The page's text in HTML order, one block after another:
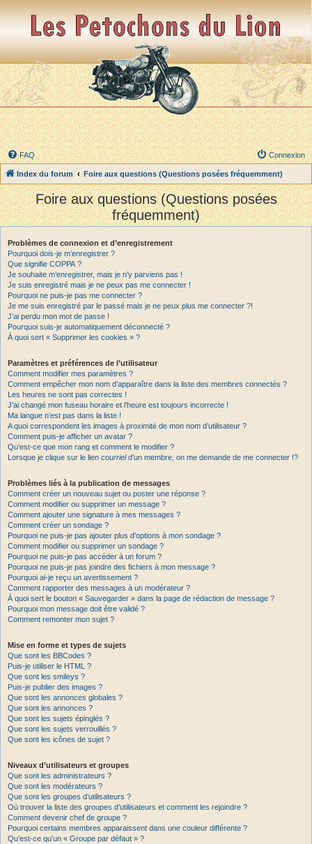
FAQ Connexion
Index du forum Foire aux questions (Questions posées fréquemment)
Foire aux questions (Questions posées
fréquemment)
Problèmes de connexion et d’enregistrement
Pourquoi dois-je m’enregistrer ?
Que signifie COPPA ?
Je souhaite m’enregistrer, mais je n’y parviens pas !
Je suis enregistré mais je ne peux pas me connecter !
Pourquoi ne puis-je pas me connecter ?
Je me suis enregistré par le passé mais je ne peux plus me connecter ?!
J’ai perdu mon mot de passe !
Pourquoi suis-je automatiquement déconnecté ?
À quoi sert « Supprimer les cookies » ?
Paramètres et préférences de l’utilisateur
Comment modifier mes paramètres ?
Comment empêcher mon nom d’apparaître dans la liste des membres connectés ?
Les heures ne sont pas correctes !
J’ai changé mon fuseau horaire et l’heure est toujours incorrecte !
Ma langue n’est pas dans la liste !
A quoi correspondent les images à proximité de mon nom d’utilisateur ?
Comment puis-je afficher un avatar ?
Qu’est-ce que mon rang et comment le modifier ?
Lorsque je clique sur le lien courrield’un membre, on me demande de me connecter !?
Problèmes liés à la publication de messages
Comment créer un nouveau sujet ou poster une réponse ?
Comment modifier ou supprimer un message ?
Comment ajouter une signature à mes messages ?
Comment créer un sondage ?
Pourquoi ne puis-je pas ajouter plus d’options à mon sondage ?
Comment modifier ou supprimer un sondage ?
Pourquoi ne puis-je pas accéder à un forum ?
Pourquoi ne puis-je pas joindre des fichiers à mon message ?
Pourquoi ai-je reçu un avertissement ?
Comment rapporter des messages à un modérateur ?
À quoi sert le bouton « Sauvegarder » dans la page de rédaction de message ?
Pourquoi mon message doit être validé ?
Comment remonter mon sujet ?
Mise en forme et types de sujets
Que sont les BBCodes ?
Puis-je utiliser le HTML ?
Que sont les smileys ?
Puis-je publier des images ?
Que sont les annonces globales ?
Que sont les annonces ?
Que sont les sujets épinglés ?
Que sont les sujets verrouillés ?
Que sont les icônes de sujet ?
Niveaux d’utilisateurs et groupes
Que sont les administrateurs ?
Que sont les modérateurs ?
Que sont les groupes d’utilisateurs ?
Où trouver la liste des groupes d’utilisateurs et comment les rejoindre ?
Comment devenir chef de groupe ?
Pourquoi certains membres apparaissent dans une couleur différente ?
Qu’est-ce qu’un « Groupe par défaut » ?